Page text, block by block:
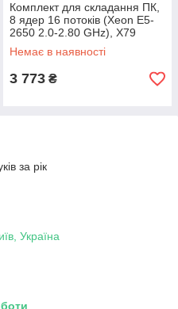
Комплект для складання ПК,
8 ядер 16 потоків (Xeon E5-
2650 2.0-2.80 GHz), X79
DDR3 16GB, +кулер вежа
Немає в наявності
3 773 ₴
за рік
Україна